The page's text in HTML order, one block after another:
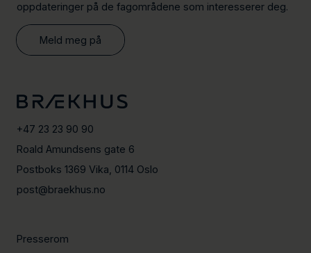
oppdateringer på de fagområdene som interesserer deg.
Meld meg på
+47 23 23 90 90
Roald Amundsens gate 6
Postboks 1369 Vika, 0114 Oslo
post@braekhus.no
Presserom